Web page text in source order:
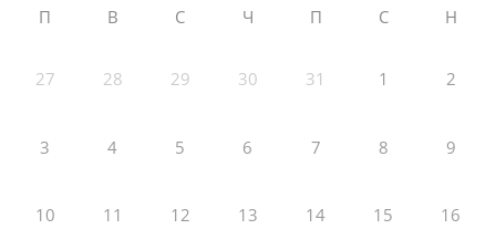
П В С Ч П С Н
27 28 29 30 31 1 2
3 4 5 6 7 8 9
10 11 12 13 14 15 16